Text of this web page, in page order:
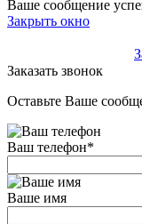
Ваше сообщение
Закрыть окно
Заказать звонок
Оставьте Ваше
Ваш телефон*
Ваше имя